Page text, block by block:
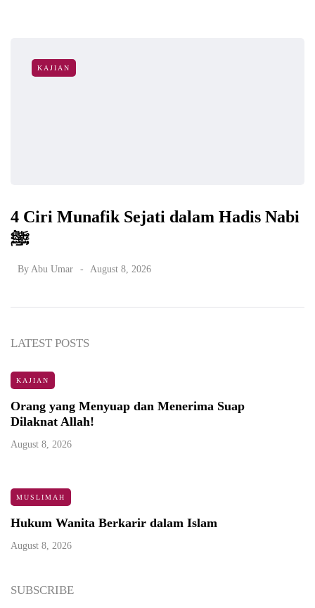
KAJIAN
4 Ciri Munafik Sejati dalam Hadis Nabi
ﷺ
By Abu Umar August 8, 2026
LATEST POSTS
KAJIAN
Orang yang Menyuap dan Menerima Suap
Dilaknat Allah!
August 8, 2026
MUSLIMAH
Hukum Wanita Berkarir dalam Islam
August 8, 2026
SUBSCRIBE